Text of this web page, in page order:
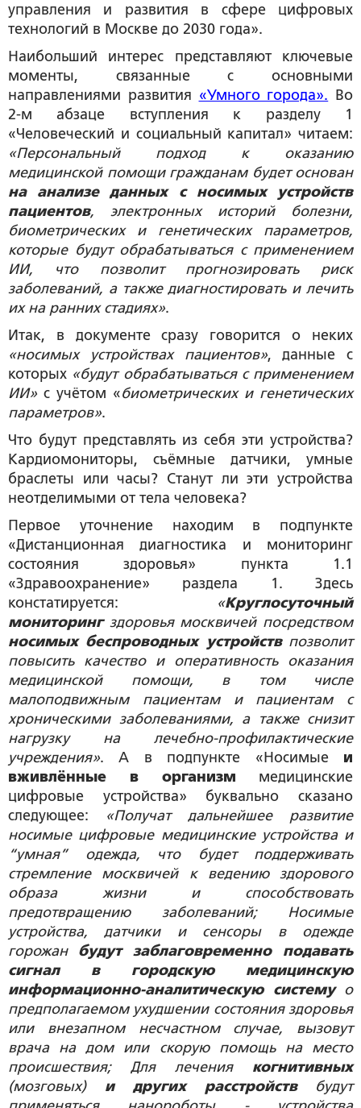
управления и развития в сфере цифровых
технологий в Москве до 2030 года».
Наибольший интерес представляют ключевые
моменты, связанные с основными
направлениями развития «Умного города». Во
2-м абзаце вступления к разделу 1
«Человеческий и социальный капитал» читаем:
«Персональный подход к оказанию
медицинской помощи гражданам будет основан
на анализе данных с носимых устройств
пациентов, электронных историй болезни,
биометрических и генетических параметров,
которые будут обрабатываться с применением
ИИ, что позволит прогнозировать риск
заболеваний, а также диагностировать и лечить
их на ранних стадиях».
Итак, в документе сразу говорится о неких
«носимых устройствах пациентов», данные с
которых «будут обрабатываться с применением
ИИ» с учётом «биометрических и генетических
параметров».
Что будут представлять из себя эти устройства?
Кардиомониторы, съёмные датчики, умные
браслеты или часы? Станут ли эти устройства
неотделимыми от тела человека?
Первое уточнение находим в подпункте
«Дистанционная диагностика и мониторинг
состояния здоровья» пункта 1.1
«Здравоохранение» раздела 1. Здесь
констатируется: «Круглосуточный
мониторингздоровья москвичей посредством
носимых беспроводных устройствпозволит
повысить качество и оперативность оказания
медицинской помощи, в том числе
малоподвижным пациентам и пациентам с
хроническими заболеваниями, а также снизит
нагрузку на лечебно-профилактические
учреждения». А в подпункте «Носимые и
вживлённые в организм медицинские
цифровые устройства» буквально сказано
следующее: «Получат дальнейшее развитие
носимые цифровые медицинские устройства и
“умная” одежда, что будет поддерживать
стремление москвичей к ведению здорового
образа жизни и способствовать
предотвращению заболеваний; Носимые
устройства, датчики и сенсоры в одежде
горожан будут заблаговременно подавать
сигнал в городскую медицинскую
информационно-аналитическую системуо
предполагаемом ухудшении состояния здоровья
или внезапном несчастном случае, вызовут
врача на дом или скорую помощь на место
происшествия; Для лечения когнитивных
(мозговых)и других расстройствбудут